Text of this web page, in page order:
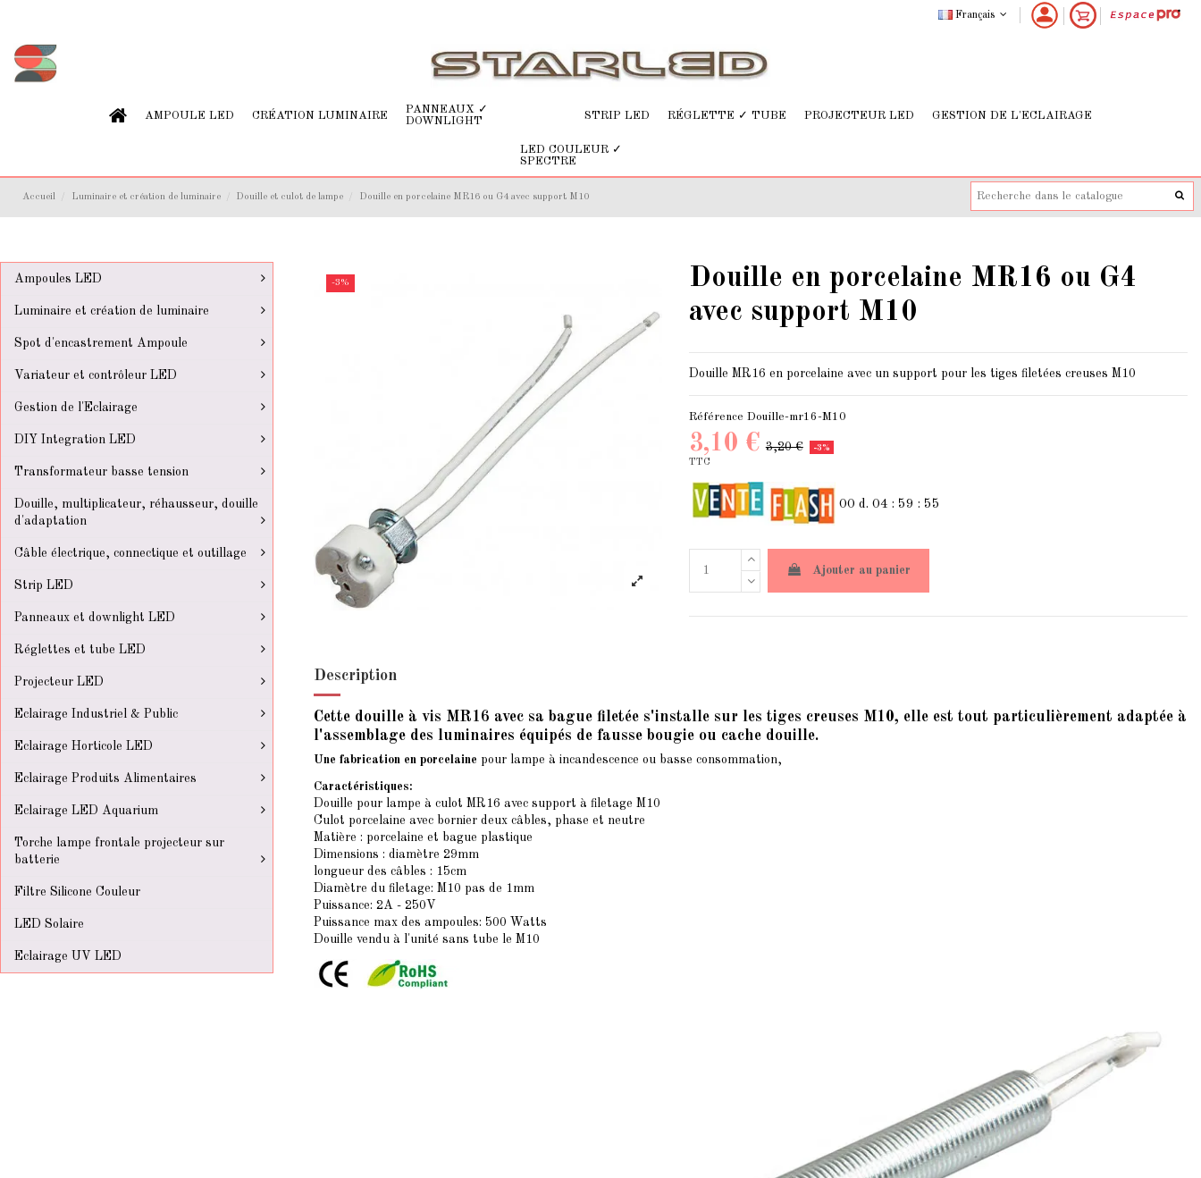
Français
AMPOULE LED CRÉATION LUMINAIRE
PANNEAUX ✓
DOWNLIGHT
STRIP LED RÉGLETTE ✓ TUBE PROJECTEUR LED GESTION DE L'ECLAIRAGE
LED COULEUR ✓
SPECTRE
Accueil Luminaire et création de luminaire Douille et culot de lampe Douille en porcelaine MR16 ou G4 avec support M10
-3%
Douille en porcelaine MR16 ou G4
avec support M10
Douille MR16 en porcelaine avec un support pour les tiges filetées creuses M10
Référence Douille-mr16-M10
3,10 € 3,20 € -3%
TTC
00 d. 04 : 59 : 54
Ajouter au panier
Description
Cette douille à vis MR16 avec sa bague filetée s'installe sur les tiges creuses M10, elle est tout particulièrement adaptée à
l'assemblage des luminaires équipés de fausse bougie ou cache douille.
Une fabrication en porcelaine pour lampe à incandescence ou basse consommation,
Caractéristiques:
Douille pour lampe à culot MR16 avec support à filetage M10
Culot porcelaine avec bornier deux câbles, phase et neutre
Matière : porcelaine et bague plastique
Dimensions : diamètre 29mm
longueur des câbles : 15cm
Diamètre du filetage: M10 pas de 1mm
Puissance: 2A - 250V
Puissance max des ampoules: 500 Watts
Douille vendu à l'unité sans tube le M10
Ampoules LED
Luminaire et création de luminaire
Spot d'encastrement Ampoule
Variateur et contrôleur LED
Gestion de l'Eclairage
DIY Integration LED
Transformateur basse tension
Douille, multiplicateur, réhausseur, douille
d'adaptation
Câble électrique, connectique et outillage
Strip LED
Panneaux et downlight LED
Réglettes et tube LED
Projecteur LED
Eclairage Industriel & Public
Eclairage Horticole LED
Eclairage Produits Alimentaires
Eclairage LED Aquarium
Torche lampe frontale projecteur sur
batterie
Filtre Silicone Couleur
LED Solaire
Eclairage UV LED